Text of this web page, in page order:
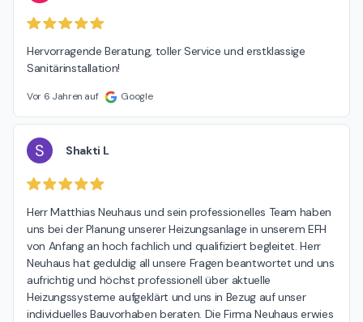
Hervorragende Beratung, toller Service und erstklassige
Sanitärinstallation!
Vor 6 Jahren auf Google
S Shakti L
Herr Matthias Neuhaus und sein professionelles Team haben
uns bei der Planung unserer Heizungsanlage in unserem EFH
von Anfang an hoch fachlich und qualifiziert begleitet. Herr
Neuhaus hat geduldig all unsere Fragen beantwortet und uns
aufrichtig und höchst professionell über aktuelle
Heizungssysteme aufgeklärt und uns in Bezug auf unser
individuelles Bauvorhaben beraten. Die Firma Neuhaus erwies